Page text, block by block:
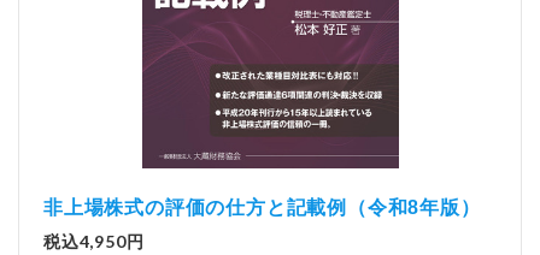
非上場株式の評価の仕方と記載例（令和8年版）
税込4,950円